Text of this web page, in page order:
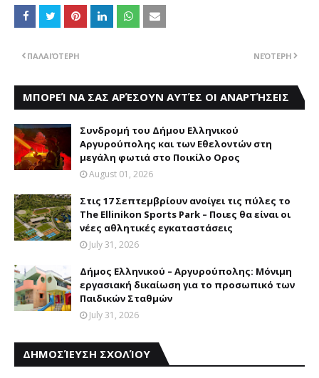
ΝΕΌΤΕΡΗ
ΠΑΛΑΙΌΤΕΡΗ
ΜΠΟΡΕΊ ΝΑ ΣΑΣ ΑΡΈΣΟΥΝ ΑΥΤΈΣ ΟΙ ΑΝΑΡΤΉΣΕΙΣ
Συνδρομή του Δήμου Eλληνικού
Aργυρούπολης και των Eθελοντών στη
μεγάλη φωτιά στο Ποικίλο Oρος
August 01, 2026
Στις 17 Σεπτεμβρίουν ανοίγει τις πύλες το
The Ellinikon Sports Park – Ποιες θα είναι οι
νέες αθλητικές εγκαταστάσεις
July 31, 2026
Δήμος Eλληνικού – Aργυρούπολης: Mόνιμη
εργασιακή δικαίωση για το προσωπικό των
Παιδικών Σταθμών
July 31, 2026
ΔΗΜΟΣΊΕΥΣΗ ΣΧΟΛΊΟΥ